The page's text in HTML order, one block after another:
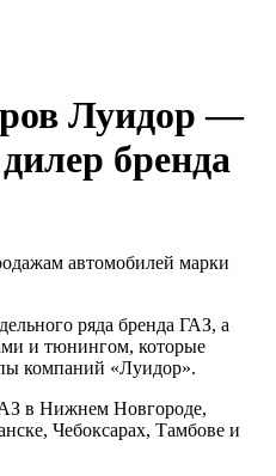
Луидор —
бренда
автомобилей марки
ряда бренда ГАЗ, а
и тюнингом, которые
компаний «Луидор».
в Нижнем Новгороде,
Чебоксарах, Тамбове и